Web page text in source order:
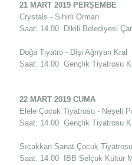
21 MART 2019 PERŞEMBE
Crystals - Sihirli Orman
Saat: 14.00 Dikili Belediyesi
Doğa Tiyatro - Dişi Ağrıyan Kral
Saat: 14.00 Gençlik Tiyatrosu
22 MART 2019 CUMA
Elele Çocuk Tiyatrosu - Neşeli
Saat: 14.00 Gençlik Tiyatrosu
Sıcakkan Sanat Çocuk
Saat: 14.00 İBB Selçuk Kültür